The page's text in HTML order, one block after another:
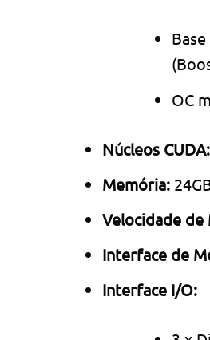
OC
Núcleos CUDA:
Memória:
Velocidade de
Interface de
Interface I/O: